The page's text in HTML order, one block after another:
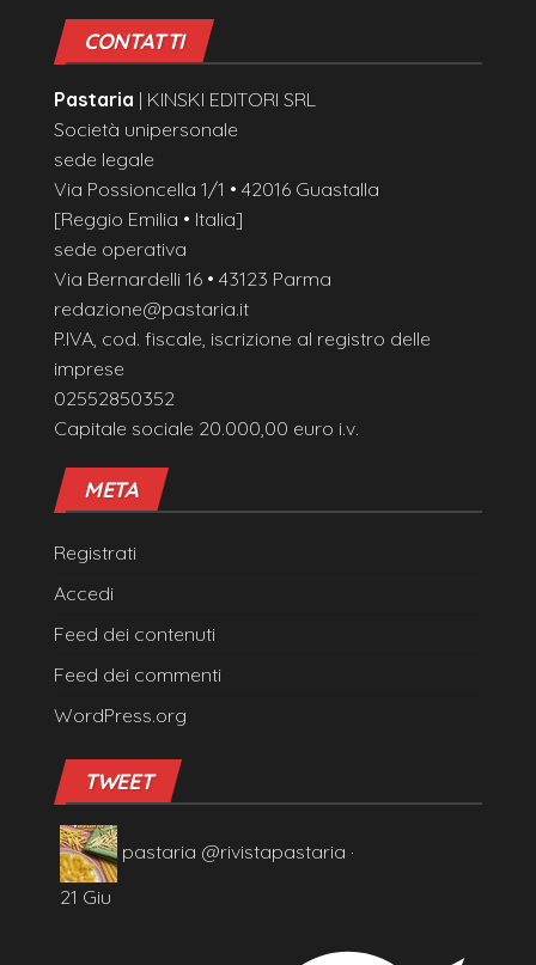
CONTATTI
Pastaria | KINSKI EDITORI SRL
Società unipersonale
sede legale
Via Possioncella 1/1 • 42016 Guastalla
[Reggio Emilia • Italia]
sede operativa
Via Bernardelli 16 • 43123 Parma
redazione@pastaria.it
P.IVA, cod. fiscale, iscrizione al registro delle
imprese
02552850352
Capitale sociale 20.000,00 euro i.v.
META
Registrati
Accedi
Feed dei contenuti
Feed dei commenti
WordPress.org
TWEET
pastaria @rivistapastaria ·
21 Giu